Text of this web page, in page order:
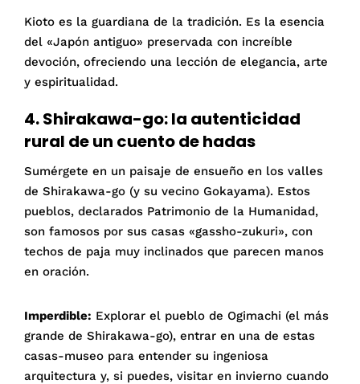
Kioto es la guardiana de la tradición. Es la esencia
del «Japón antiguo» preservada con increíble
devoción, ofreciendo una lección de elegancia, arte
y espiritualidad.
4. Shirakawa-go: la autenticidad
rural de un cuento de hadas
Sumérgete en un paisaje de ensueño en los valles
de Shirakawa-go (y su vecino Gokayama). Estos
pueblos, declarados Patrimonio de la Humanidad,
son famosos por sus casas «gassho-zukuri», con
techos de paja muy inclinados que parecen manos
en oración.
Imperdible: Explorar el pueblo de Ogimachi (el más
grande de Shirakawa-go), entrar en una de estas
casas-museo para entender su ingeniosa
arquitectura y, si puedes, visitar en invierno cuando